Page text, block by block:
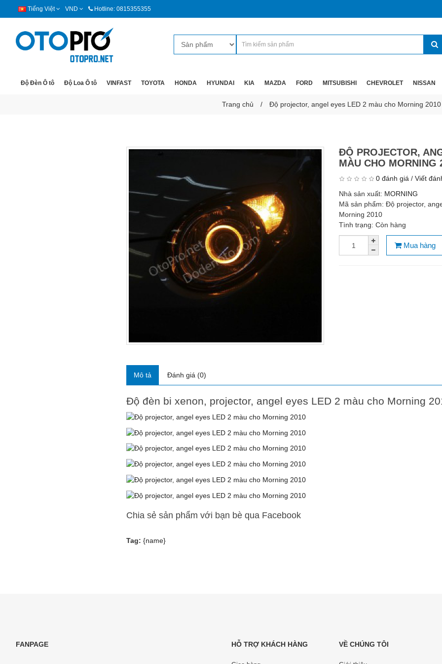
Tiếng Việt VND Hotline: 0815355355
Độ Đèn Ô tô Độ Loa Ô tô VINFAST TOYOTA HONDA HYUNDAI KIA MAZDA FORD MITSUBISHI CHEVROLET NISSAN
Trang chủ Độ projector, angel eyes LED 2 màu cho Morning 2010
ĐỘ PROJECTOR,
MÀU CHO MORNING
0 đánh giá / Viết
Nhà sản xuất: MORNING
Mã sản phẩm: Độ projector,
Morning 2010
Tình trạng: Còn hàng
Mua hàng
Mô tả Đánh giá (0)
Độ đèn bi xenon, projector, angel eyes LED 2 màu cho Morning
Chia sẻ sản phẩm với bạn bè qua Facebook
Tag: {name}
FANPAGE HỖ TRỢ KHÁCH HÀNG VỀ CHÚNG TÔI